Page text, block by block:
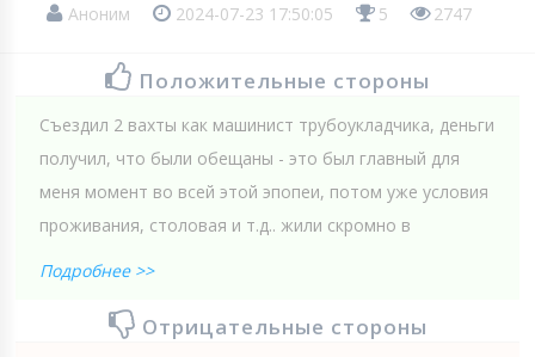
Аноним 2024-07-23 17:50:05 5 2747
Положительные стороны
Съездил 2 вахты как машинист трубоукладчика, деньги
получил, что были обещаны - это был главный для
меня момент во всей этой эпопеи, потом уже условия
проживания, столовая и т.д.. жили скромно в
Подробнее >>
Отрицательные стороны